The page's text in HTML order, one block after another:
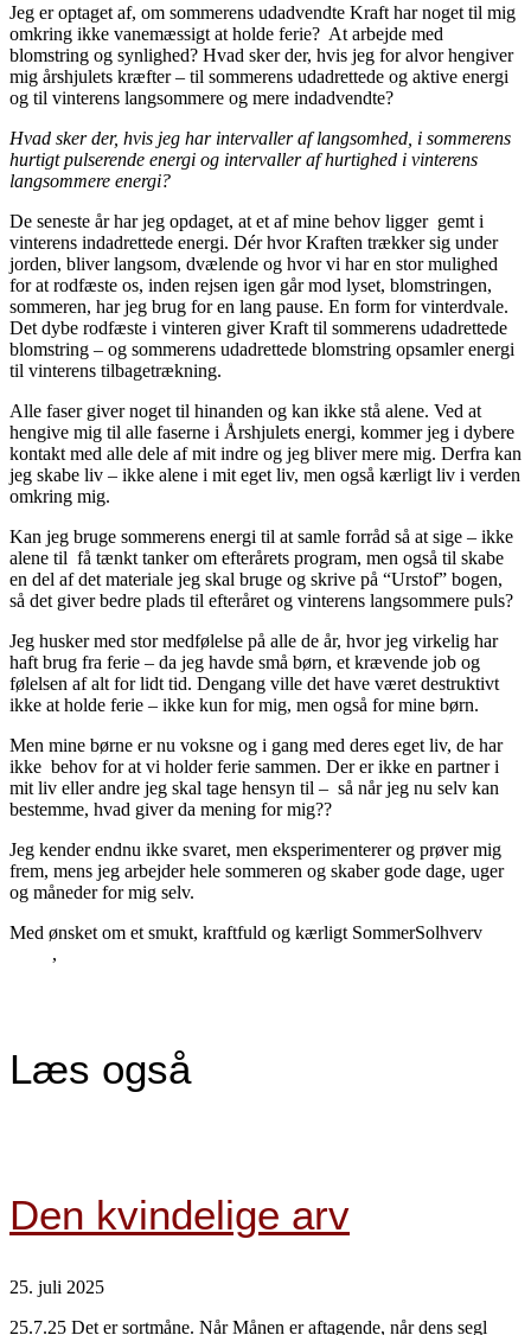
Jeg er optaget af, om sommerens udadvendte Kraft har noget til mig
omkring ikke vanemæssigt at holde ferie? At arbejde med
blomstring og synlighed? Hvad sker der, hvis jeg for alvor hengiver
mig årshjulets kræfter – til sommerens udadrettede og aktive energi
og til vinterens langsommere og mere indadvendte?
Hvad sker der, hvis jeg har intervaller af langsomhed, i sommerens
hurtigt pulserende energi og intervaller af hurtighed i vinterens
langsommere energi?
De seneste år har jeg opdaget, at et af mine behov ligger gemt i
vinterens indadrettede energi. Dér hvor Kraften trækker sig under
jorden, bliver langsom, dvælende og hvor vi har en stor mulighed
for at rodfæste os, inden rejsen igen går mod lyset, blomstringen,
sommeren, har jeg brug for en lang pause. En form for vinterdvale.
Det dybe rodfæste i vinteren giver Kraft til sommerens udadrettede
blomstring – og sommerens udadrettede blomstring opsamler energi
til vinterens tilbagetrækning.
Alle faser giver noget til hinanden og kan ikke stå alene. Ved at
hengive mig til alle faserne i Årshjulets energi, kommer jeg i dybere
kontakt med alle dele af mit indre og jeg bliver mere mig. Derfra kan
jeg skabe liv – ikke alene i mit eget liv, men også kærligt liv i verden
omkring mig.
Kan jeg bruge sommerens energi til at samle forråd så at sige – ikke
alene til få tænkt tanker om efterårets program, men også til skabe
en del af det materiale jeg skal bruge og skrive på “Urstof” bogen,
så det giver bedre plads til efteråret og vinterens langsommere puls?
Jeg husker med stor medfølelse på alle de år, hvor jeg virkelig har
haft brug fra ferie – da jeg havde små børn, et krævende job og
følelsen af alt for lidt tid. Dengang ville det have været destruktivt
ikke at holde ferie – ikke kun for mig, men også for mine børn.
Men mine børne er nu voksne og i gang med deres eget liv, de har
ikke behov for at vi holder ferie sammen. Der er ikke en partner i
mit liv eller andre jeg skal tage hensyn til – så når jeg nu selv kan
bestemme, hvad giver da mening for mig??
Jeg kender endnu ikke svaret, men eksperimenterer og prøver mig
frem, mens jeg arbejder hele sommeren og skaber gode dage, uger
og måneder for mig selv.
Med ønsket om et smukt, kraftfuld og kærligt SommerSolhverv
,
Læs også
Den kvindelige arv
25. juli 2025
25.7.25 Det er sortmåne. Når Månen er aftagende, når dens segl